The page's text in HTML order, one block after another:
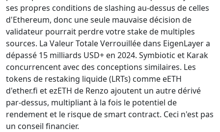
ses propres conditions de slashing au-dessus de celles
d'Ethereum, donc une seule mauvaise décision de
validateur pourrait perdre votre stake de multiples
sources. La Valeur Totale Verrouillée dans EigenLayer a
dépassé 15 milliards USD+ en 2024. Symbiotic et Karak
concurrencent avec des conceptions similaires. Les
tokens de restaking liquide (LRTs) comme eETH
d'ether.fi et ezETH de Renzo ajoutent un autre dérivé
par-dessus, multipliant à la fois le potentiel de
rendement et le risque de smart contract. Ceci n'est pas
un conseil financier.